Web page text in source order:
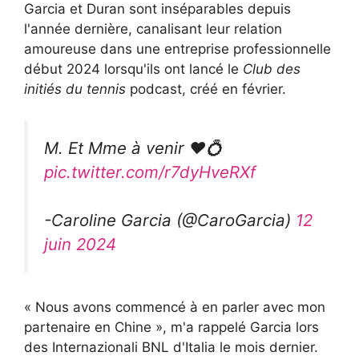
Garcia et Duran sont inséparables depuis
l'année dernière, canalisant leur relation
amoureuse dans une entreprise professionnelle
début 2024 lorsqu'ils ont lancé le Club des
initiés du tennis podcast, créé en février.
M. Et Mme à venir ❤️💍
pic.twitter.com/r7dyHveRXf
-Caroline Garcia (@CaroGarcia) 12
juin 2024
« Nous avons commencé à en parler avec mon
partenaire en Chine », m'a rappelé Garcia lors
des Internazionali BNL d'Italia le mois dernier.